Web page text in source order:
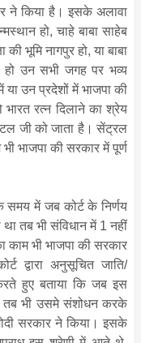
ने किया है। इसके अलावा
हो, चाहे बाबा साहेब
की भूमि नागपुर हो, या बाबा
हो उन सभी जगह पर भव्य
उन प्रदेशों में भाजपा की
भारत रत्न दिलाने का श्रेय
जी को जाता है। सेंट्रल
भाजपा की सरकार में पूर्ण
समय में जब कोर्ट के निर्णय
तब भी संविधान में 1 नहीं
भी भाजपा की सरकार
द्वारा अनुसूचित जाति/
हुए बताया कि जब इस
तब भी उसमे संशोधन करके
सरकार ने किया। इसके